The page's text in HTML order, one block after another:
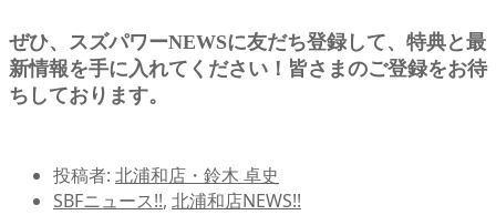
ぜひ、スズパワーNEWSに友だち登録して、特典と最
新情報を手に入れてください！皆さまのご登録をお待
ちしております。
投稿者: 北浦和店・鈴木 卓史
SBFニュース!!, 北浦和店NEWS!!